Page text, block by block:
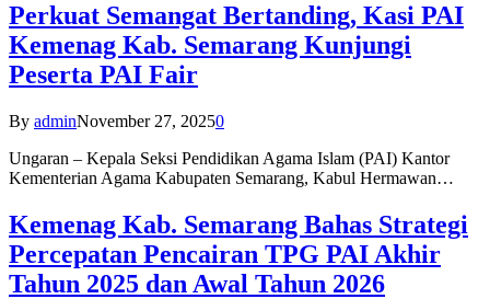
Perkuat Semangat Bertanding, Kasi PAI
Kemenag Kab. Semarang Kunjungi
Peserta PAI Fair
By adminNovember 27, 20250
Ungaran – Kepala Seksi Pendidikan Agama Islam (PAI) Kantor
Kementerian Agama Kabupaten Semarang, Kabul Hermawan…
Kemenag Kab. Semarang Bahas Strategi
Percepatan Pencairan TPG PAI Akhir
Tahun 2025 dan Awal Tahun 2026